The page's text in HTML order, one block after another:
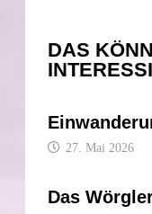
DAS
27. Mai 2026
Das